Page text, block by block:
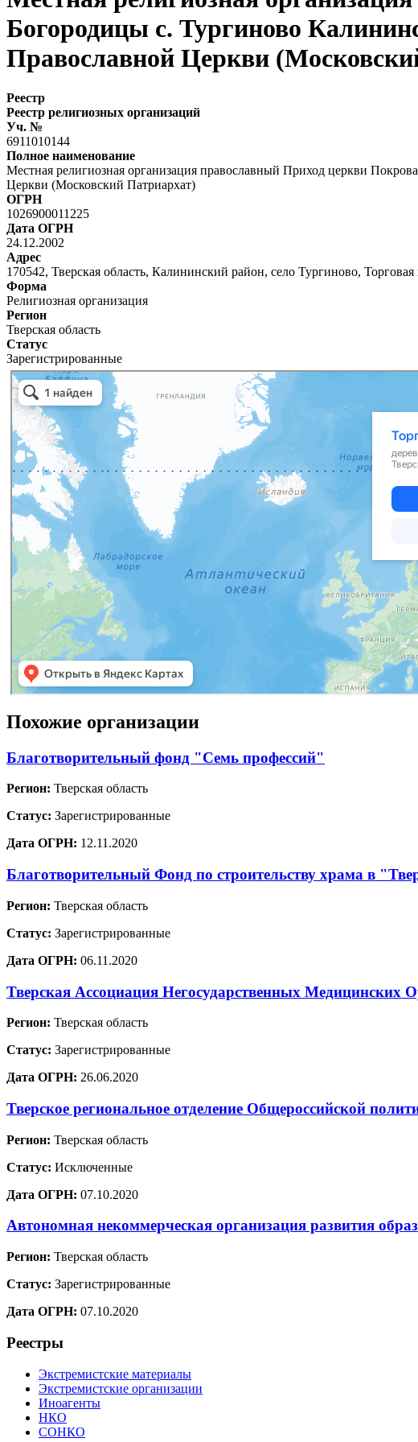
Богородицы с. Тургиново
Православной Церкви
Реестр
Реестр религиозных организаций
Уч. №
6911010144
Полное наименование
Местная религиозная организация православный Приход церкви
Церкви (Московский Патриархат)
ОГРН
1026900011225
Дата ОГРН
24.12.2002
Адрес
170542, Тверская область, Калининский район, село Тургиново,
Форма
Религиозная организация
Регион
Тверская область
Статус
Зарегистрированные
Похожие организации
Благотворительный фонд "Семь профессий"
Регион: Тверская область
Статус: Зарегистрированные
Дата ОГРН: 12.11.2020
Благотворительный Фонд по строительству храма в
Регион: Тверская область
Статус: Зарегистрированные
Дата ОГРН: 06.11.2020
Тверская Ассоциация Негосударственных Медицинских
Регион: Тверская область
Статус: Зарегистрированные
Дата ОГРН: 26.06.2020
Тверское региональное отделение Общероссийской
Регион: Тверская область
Статус: Исключенные
Дата ОГРН: 07.10.2020
Автономная некоммерческая организация развития
Регион: Тверская область
Статус: Зарегистрированные
Дата ОГРН: 07.10.2020
Реестры
Экстремистские материалы
Экстремистские организации
Иноагенты
НКО
СОНКО